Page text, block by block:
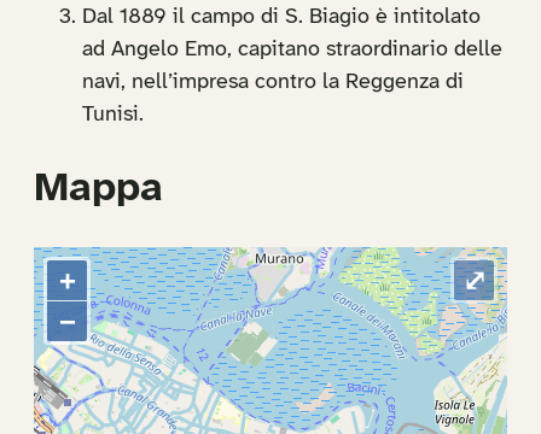
Dal 1889 il campo di S. Biagio è intitolato
ad Angelo Emo, capitano straordinario delle
navi, nell’impresa contro la Reggenza di
Tunisi.
Mappa